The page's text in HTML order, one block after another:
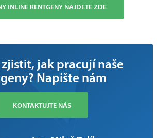
INLINE RENTGENY NAJDETE ZDE
jak pracují naše
Napište nám
KONTAKTUJTE NÁS